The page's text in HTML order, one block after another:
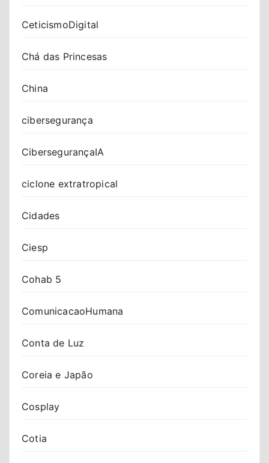
CeticismoDigital
Chá das Princesas
China
cibersegurança
CibersegurançaIA
ciclone extratropical
Cidades
Ciesp
Cohab 5
ComunicacaoHumana
Conta de Luz
Coreia e Japão
Cosplay
Cotia